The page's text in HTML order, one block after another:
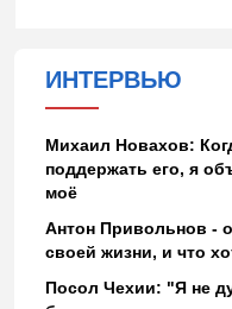
ИНТЕРВЬЮ
Михаил Новахов:
поддержать его, я
моё
Антон Привольнов -
своей жизни, и что
Посол Чехии: "Я не